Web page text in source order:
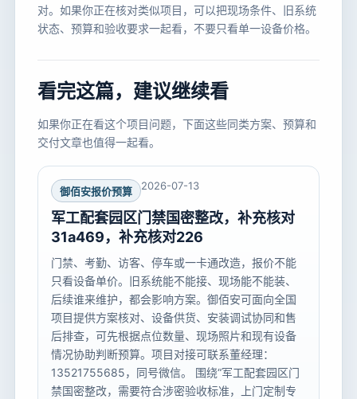
对。如果你正在核对类似项目，可以把现场条件、旧系统
状态、预算和验收要求一起看，不要只看单一设备价格。
看完这篇，建议继续看
如果你正在看这个项目问题，下面这些同类方案、预算和
交付文章也值得一起看。
御佰安报价预算 2026-07-13
军工配套园区门禁国密整改，补充核对
31a469，补充核对226
门禁、考勤、访客、停车或一卡通改造，报价不能
只看设备单价。旧系统能不能接、现场能不能装、
后续谁来维护，都会影响方案。御佰安可面向全国
项目提供方案核对、设备供货、安装调试协同和售
后排查，可先根据点位数量、现场照片和现有设备
情况协助判断预算。项目对接可联系董经理：
13521755685，同号微信。 围绕“军工配套园区门
禁国密整改，需要符合涉密验收标准，上门定制专